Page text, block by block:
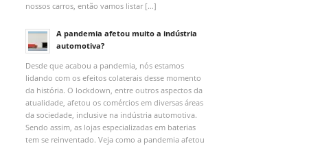
nossos carros, então vamos listar […]
A pandemia afetou muito a indústria
automotiva?
Desde que acabou a pandemia, nós estamos
lidando com os efeitos colaterais desse momento
da história. O lockdown, entre outros aspectos da
atualidade, afetou os comércios em diversas áreas
da sociedade, inclusive na indústria automotiva.
Sendo assim, as lojas especializadas em baterias
tem se reinventado. Veja como a pandemia afetou